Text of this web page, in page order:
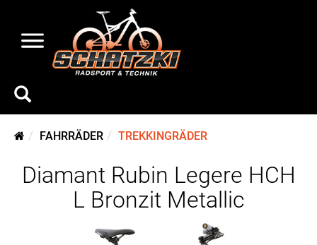
FAHRRÄDER TREKKINGRÄDER
Diamant Rubin Legere HCH
L Bronzit Metallic